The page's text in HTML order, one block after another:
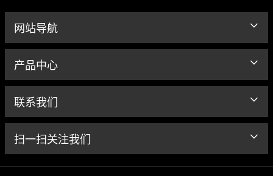
网站导航
产品中心
联系我们
扫一扫关注我们